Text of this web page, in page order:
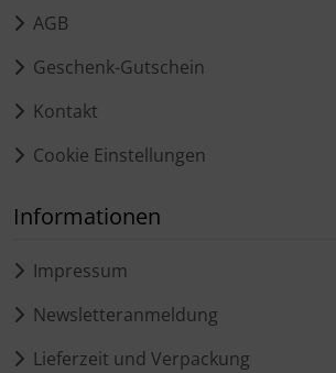
AGB
Geschenk-Gutschein
Kontakt
Cookie Einstellungen
Informationen
Impressum
Newsletteranmeldung
Lieferzeit und Verpackung